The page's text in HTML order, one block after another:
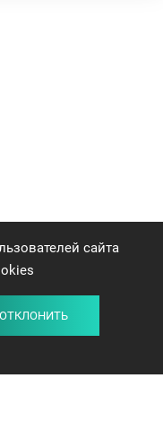
сайта
ОТКЛОНИТЬ